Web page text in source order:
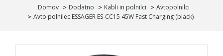
Domov Dodatno Kabli in polnilci
Avtopolnilci
Avto polnilec ESSAGER ES-CC15 45W Fast Charging (black)